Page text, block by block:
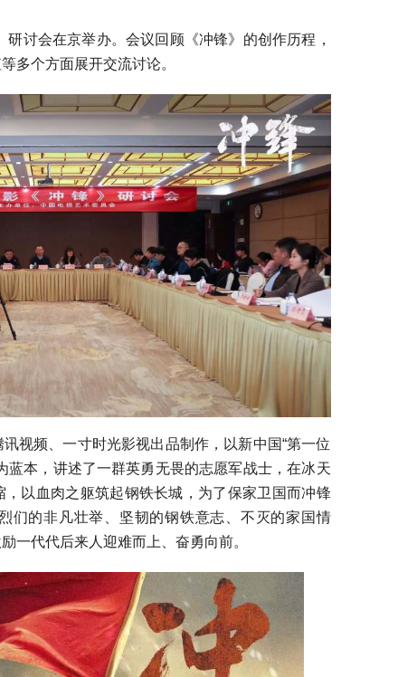
讨会在京举办。会议回顾《冲锋》的创作历程，
多个方面展开交流讨论。
视频、一寸时光影视出品制作，以新中国“第一位
蓝本，讲述了一群英勇无畏的志愿军战士，在冰天
以血肉之躯筑起钢铁长城，为了保家卫国而冲锋
们的非凡壮举、坚韧的钢铁意志、不灭的家国情
一代代后来人迎难而上、奋勇向前。